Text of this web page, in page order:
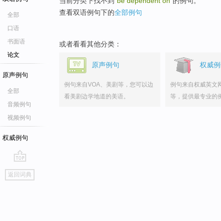
全部
口语
书面语
论文
原声例句
全部
音频例句
视频例句
权威例句
go
top
返回词典
查看双语例句下的全部例句
或者看看其他分类：
原声例句
例句来自VOA、美剧等，您可以边
看美剧边学地道的美语。
权威
例句来自权威英文
等，提供最专业的